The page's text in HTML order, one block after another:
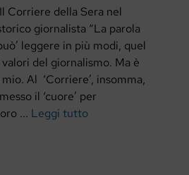
Corriere della Sera nel
giornalista “La parola
leggere in più modi, quel
del giornalismo. Ma è
Al ‘Corriere’, insomma,
il ‘cuore’ per
... Leggi tutto